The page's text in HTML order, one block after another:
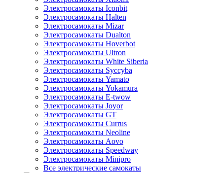
Электросамокаты Iconbit
Электросамокаты Halten
Электросамокаты Mizar
Электросамокаты Dualton
Электросамокаты Hoverbot
Электросамокаты Ultron
Электросамокаты White Siberia
Электросамокаты Syccyba
Электросамокаты Yamato
Электросамокаты Yokamura
Электросамокаты E-twow
Электросамокаты Joyor
Электросамокаты GT
Электросамокаты Currus
Электросамокаты Neoline
Электросамокаты Aovo
Электросамокаты Speedway
Электросамокаты Minipro
Все электрические самокаты